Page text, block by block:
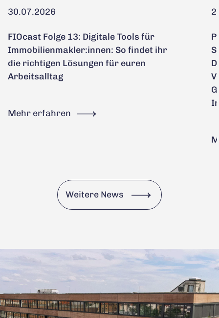
30.07.2026
FIOcast Folge 13: Digitale Tools für
Immobilienmakler:innen: So findet ihr
die richtigen Lösungen für euren
Arbeitsalltag
Mehr erfahren
Weitere News